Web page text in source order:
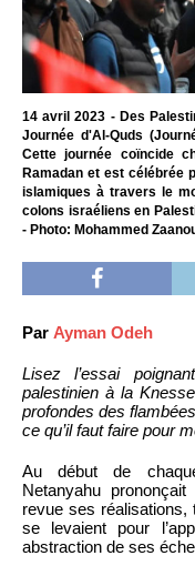
14 avril 2023 - Des
Journée d'Al-Quds
Cette journée coïncide
Ramadan et est célébrée
islamiques à travers le
colons israéliens en
- Photo: Mohammed
Par Ayman Odeh
Lisez l’essai
palestinien à la
profondes des
ce qu’il faut faire pour
Au début de
Netanyahu
revue ses réalisations,
se levaient pour
abstraction de ses